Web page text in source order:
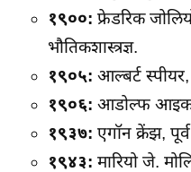
१९००: फ्रेडरिक
भौतिकशास्त्रज्ञ.
१९०५: आल्बर्ट
१९०६: आडोल्फ
१९३७: एगॉन क्रेंझ, पूर्व
१९४३: मारियो जे.